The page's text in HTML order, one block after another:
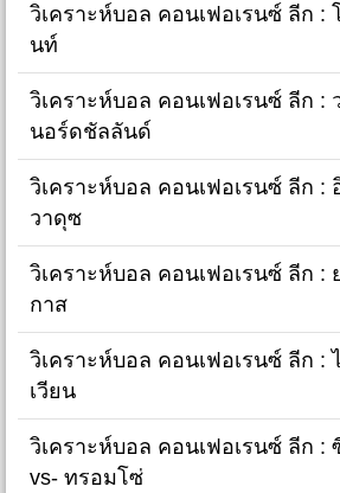
วิเคราะห์บอล คอนเฟอเรนซ์ ลีก :
นท์
วิเคราะห์บอล คอนเฟอเรนซ์ ลีก :
นอร์ดชัลลันด์
วิเคราะห์บอล คอนเฟอเรนซ์ ลีก :
วาดุซ
วิเคราะห์บอล คอนเฟอเรนซ์ ลีก :
กาส
วิเคราะห์บอล คอนเฟอเรนซ์ ลีก :
เวียน
วิเคราะห์บอล คอนเฟอเรนซ์ ลีก :
vs- ทรอมโซ่